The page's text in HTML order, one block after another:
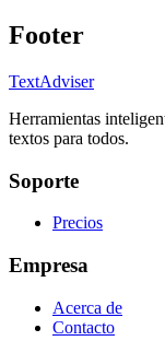
Footer
TextAdviser
Herramientas
textos para todos.
Soporte
Precios
Empresa
Acerca de
Contacto